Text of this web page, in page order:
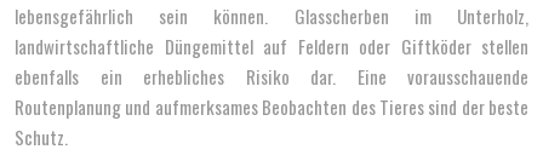
lebensgefährlich sein können. Glasscherben im Unterholz,
landwirtschaftliche Düngemittel auf Feldern oder Giftköder stellen
ebenfalls ein erhebliches Risiko dar. Eine vorausschauende
Routenplanung und aufmerksames Beobachten des Tieres sind der beste
Schutz.